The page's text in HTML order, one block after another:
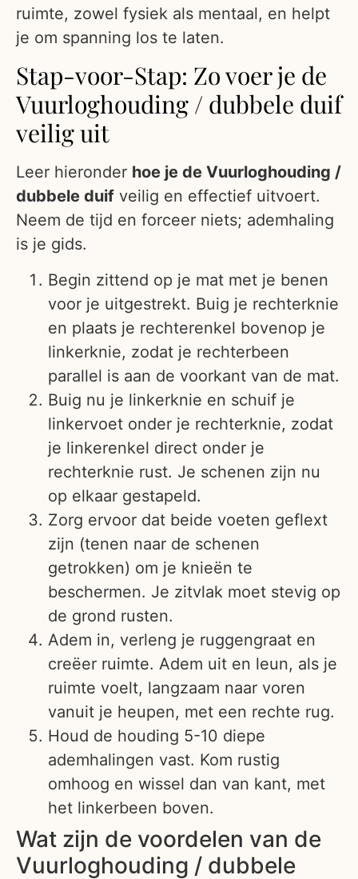
ruimte, zowel fysiek als mentaal, en helpt
je om spanning los te laten.
Stap-voor-Stap: Zo voer je de
Vuurloghouding / dubbele duif
veilig uit
Leer hieronder hoe je de Vuurloghouding /
dubbele duif veilig en effectief uitvoert.
Neem de tijd en forceer niets; ademhaling
is je gids.
Begin zittend op je mat met je benen
voor je uitgestrekt. Buig je rechterknie
en plaats je rechterenkel bovenop je
linkerknie, zodat je rechterbeen
parallel is aan de voorkant van de mat.
Buig nu je linkerknie en schuif je
linkervoet onder je rechterknie, zodat
je linkerenkel direct onder je
rechterknie rust. Je schenen zijn nu
op elkaar gestapeld.
Zorg ervoor dat beide voeten geflext
zijn (tenen naar de schenen
getrokken) om je knieën te
beschermen. Je zitvlak moet stevig op
de grond rusten.
Adem in, verleng je ruggengraat en
creëer ruimte. Adem uit en leun, als je
ruimte voelt, langzaam naar voren
vanuit je heupen, met een rechte rug.
Houd de houding 5-10 diepe
ademhalingen vast. Kom rustig
omhoog en wissel dan van kant, met
het linkerbeen boven.
Wat zijn de voordelen van de
Vuurloghouding / dubbele